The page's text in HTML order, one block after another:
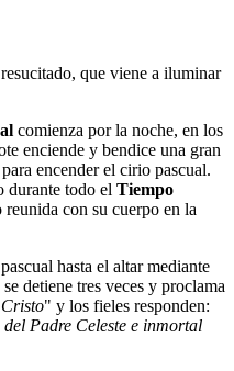
que viene a iluminar
comienza por la noche, en los
enciende y bendice una gran
encender el cirio pascual.
durante todo el Tiempo
con su cuerpo en la
hasta el altar mediante
detiene tres veces y proclama
" y los fieles responden:
Padre Celeste e inmortal